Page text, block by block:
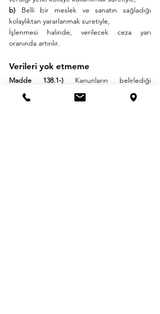
b) Belli bir meslek ve sanatın sağladığı
kolaylıktan yararlanmak suretiyle,
İşlenmesi halinde, verilecek ceza yarı
oranında artırılır.
Verileri yok etmeme
Madde 138.1-) Kanunların belirlediği
sürelerin geçmiş olmasına karşın verileri
sistem içinde yok etmekle yükümlü olanlara